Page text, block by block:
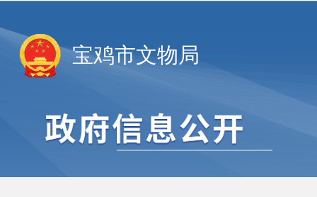
宝鸡市文物局